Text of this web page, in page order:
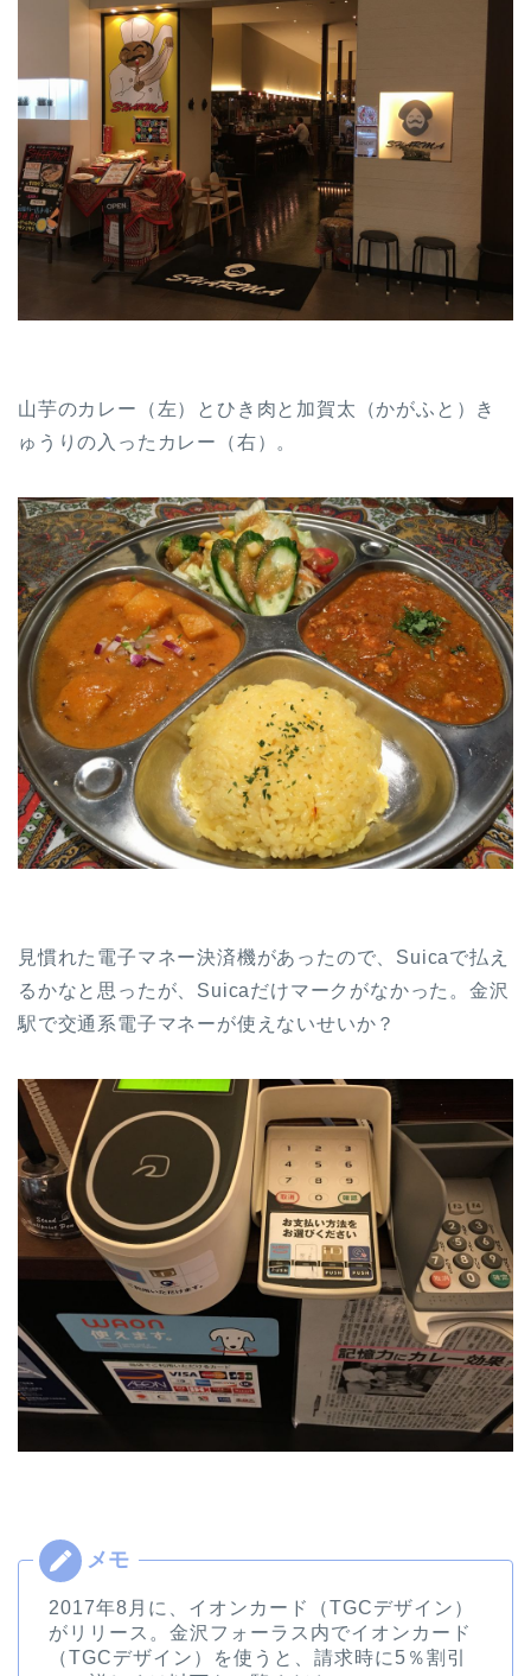
山芋のカレー（左）とひき肉と加賀太（かがふと）き
ゅうりの入ったカレー（右）。
見慣れた電子マネー決済機があったので、Suicaで払え
るかなと思ったが、Suicaだけマークがなかった。金沢
駅で交通系電子マネーが使えないせいか？
2017年8月に、イオンカード（TGCデザイン）
がリリース。金沢フォーラス内でイオンカード
（TGCデザイン）を使うと、請求時に5％割引